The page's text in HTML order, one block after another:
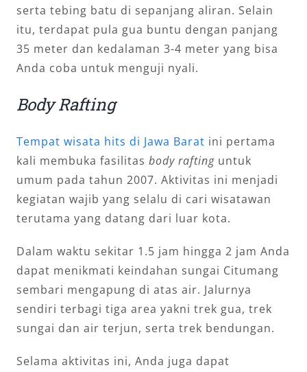
serta tebing batu di sepanjang aliran. Selain
itu, terdapat pula gua buntu dengan panjang
35 meter dan kedalaman 3-4 meter yang bisa
Anda coba untuk menguji nyali.
Body Rafting
Tempat wisata hits di Jawa Barat ini pertama
kali membuka fasilitas body rafting untuk
umum pada tahun 2007. Aktivitas ini menjadi
kegiatan wajib yang selalu di cari wisatawan
terutama yang datang dari luar kota.
Dalam waktu sekitar 1.5 jam hingga 2 jam Anda
dapat menikmati keindahan sungai Citumang
sembari mengapung di atas air. Jalurnya
sendiri terbagi tiga area yakni trek gua, trek
sungai dan air terjun, serta trek bendungan.
Selama aktivitas ini, Anda juga dapat